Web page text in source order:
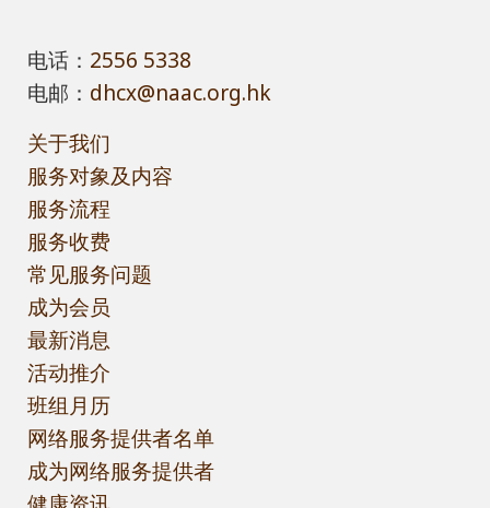
电话： 2556 5338
电邮： dhcx@naac.org.hk
关于我们
服务对象及内容
服务流程
服务收费
常见服务问题
成为会员
最新消息
活动推介
班组月历
网络服务提供者名单
成为网络服务提供者